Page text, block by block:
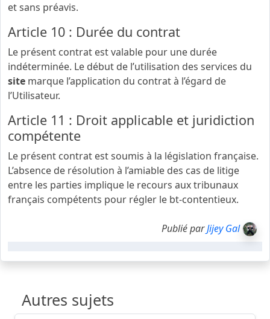
et sans préavis.
Article 10 : Durée du contrat
Le présent contrat est valable pour une durée
indéterminée. Le début de l’utilisation des services du
site marque l’application du contrat à l’égard de
l’Utilisateur.
Article 11 : Droit applicable et juridiction
compétente
Le présent contrat est soumis à la législation française.
L’absence de résolution à l’amiable des cas de litige
entre les parties implique le recours aux tribunaux
français compétents pour régler le bt-contentieux.
Publié parJijey Gal
Autres sujets